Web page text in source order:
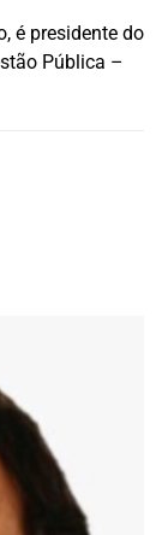
é presidente do
Pública –